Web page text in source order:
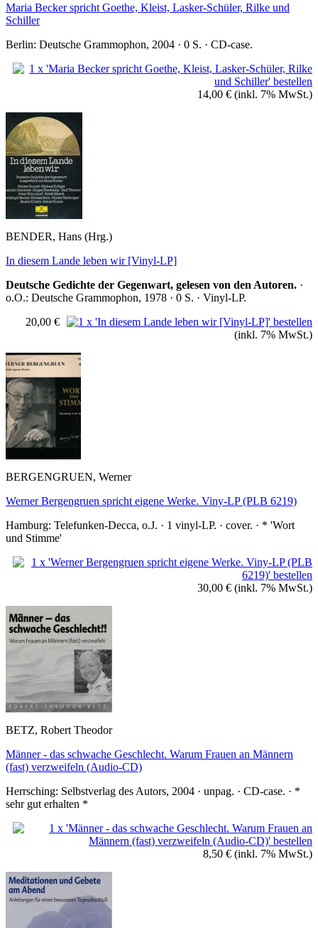
Maria Becker spricht Goethe, Kleist, Lasker-Schüler, Rilke und
Schiller
Berlin: Deutsche Grammophon, 2004 · 0 S. · CD-case.
14,00 € (inkl. 7% MwSt.)
BENDER, Hans (Hrg.)
In diesem Lande leben wir [Vinyl-LP]
Deutsche Gedichte der Gegenwart, gelesen von den Autoren. ·
o.O.: Deutsche Grammophon, 1978 · 0 S. · Vinyl-LP.
20,00 €
(inkl. 7% MwSt.)
BERGENGRUEN, Werner
Werner Bergengruen spricht eigene Werke. Viny-LP (PLB 6219)
Hamburg: Telefunken-Decca, o.J. · 1 vinyl-LP. · cover. · * 'Wort
und Stimme'
30,00 € (inkl. 7% MwSt.)
BETZ, Robert Theodor
Männer - das schwache Geschlecht. Warum Frauen an Männern
(fast) verzweifeln (Audio-CD)
Herrsching: Selbstverlag des Autors, 2004 · unpag. · CD-case. · *
sehr gut erhalten *
8,50 € (inkl. 7% MwSt.)